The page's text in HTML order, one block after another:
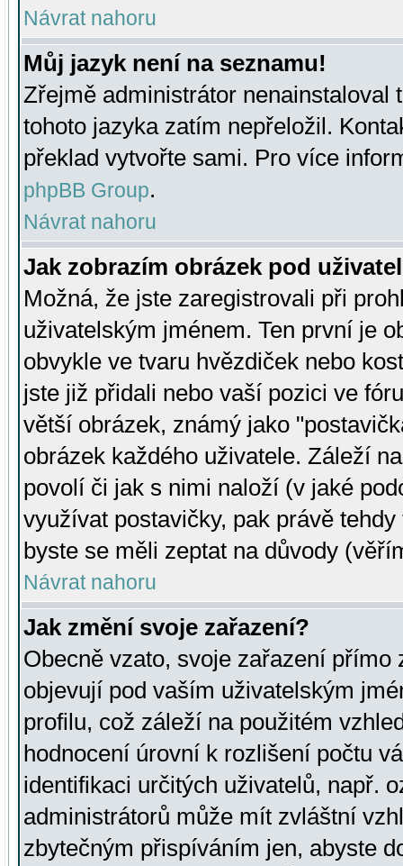
Návrat nahoru
Můj jazyk není na seznamu!
Zřejmě administrátor nenainstaloval
tohoto jazyka zatím nepřeložil.
překlad vytvořte sami. Pro více
phpBB Group.
Návrat nahoru
Jak zobrazím obrázek pod
Možná, že jste zaregistrovali při
uživatelským jménem. Ten první je
obvykle ve tvaru hvězdiček nebo
jste již přidali nebo vaší pozici ve
větší obrázek, známý jako
obrázek každého uživatele. Záleží
povolí či jak s nimi naloží (v jaké
využívat postavičky, pak právě
byste se měli zeptat na důvody
Návrat nahoru
Jak změní svoje zařazení?
Obecně vzato, svoje zařazení přímo
objevují pod vaším uživatelským
profilu, což záleží na použitém
hodnocení úrovní k rozlišení počtu
identifikaci určitých uživatelů, např.
administrátorů může mít zvláštní
zbytečným přispíváním jen, abyste